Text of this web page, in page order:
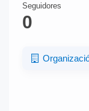
Seguidores
0